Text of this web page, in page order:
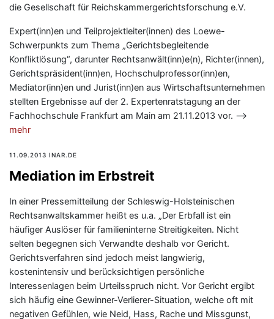
die Gesellschaft für Reichskammergerichtsforschung e.V.
Expert(inn)en und Teilprojektleiter(innen) des Loewe-
Schwerpunkts zum Thema „Gerichtsbegleitende
Konfliktlösung“, darunter Rechtsanwält(inn)e(n), Richter(innen),
Gerichtspräsident(inn)en, Hochschulprofessor(inn)en,
Mediator(inn)en und Jurist(inn)en aus Wirtschaftsunternehmen
stellten Ergebnisse auf der 2. Expertenratstagung an der
Fachhochschule Frankfurt am Main am 21.11.2013 vor. —>
mehr
11.09.2013 INAR.DE
Mediation im Erbstreit
In einer Pressemitteilung der Schleswig-Holsteinischen
Rechtsanwaltskammer heißt es u.a. „Der Erbfall ist ein
häufiger Auslöser für familieninterne Streitigkeiten. Nicht
selten begegnen sich Verwandte deshalb vor Gericht.
Gerichtsverfahren sind jedoch meist langwierig,
kostenintensiv und berücksichtigen persönliche
Interessenlagen beim Urteilsspruch nicht. Vor Gericht ergibt
sich häufig eine Gewinner-Verlierer-Situation, welche oft mit
negativen Gefühlen, wie Neid, Hass, Rache und Missgunst,